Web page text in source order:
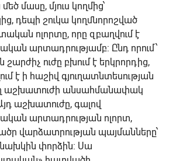
մասը, մյուս կողմից՝
դեպի շուկա կողմնորոշված
ոլորտը, որը զբաղվում է
արտադրությամբ: Ընդ որում՝
շարժիչ ուժը բխում է երկրորդից,
է ի հաշիվ գյուղատնտեսության
աշխատուժի անսահմանափակ
աշխատուժը, գալով
արտադրության ոլորտ,
վարձատրության պայմանները՝
նախկին փորձին: Սա